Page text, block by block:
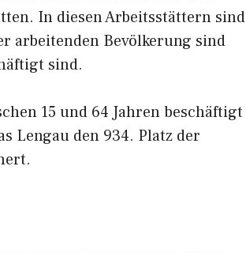
In diesen Arbeitsstättern sind
arbeitenden Bevölkerung sind
sind.
15 und 64 Jahren beschäftigt
Lengau den 934. Platz der